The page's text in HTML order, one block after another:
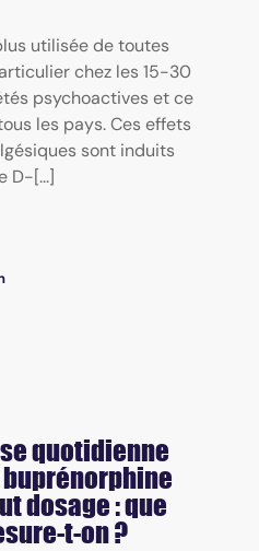
utilisée de toutes
chez les 15-30
psychoactives et ce
les pays. Ces effets
sont induits
D-[...]
quotidienne
dosage : que
t-on ?